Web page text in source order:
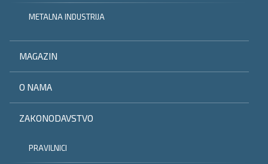
METALNA INDUSTRIJA
MAGAZIN
O NAMA
ZAKONODAVSTVO
PRAVILNICI